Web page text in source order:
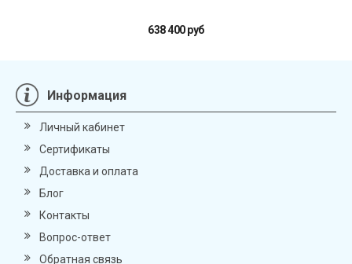
638 400 руб
Информация
Личный кабинет
Сертификаты
Доставка и оплата
Блог
Контакты
Вопрос-ответ
Обратная связь